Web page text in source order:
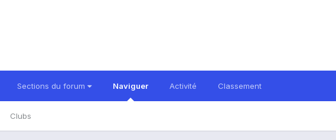
Sections du forum Naviguer
Clubs
Activité Classement